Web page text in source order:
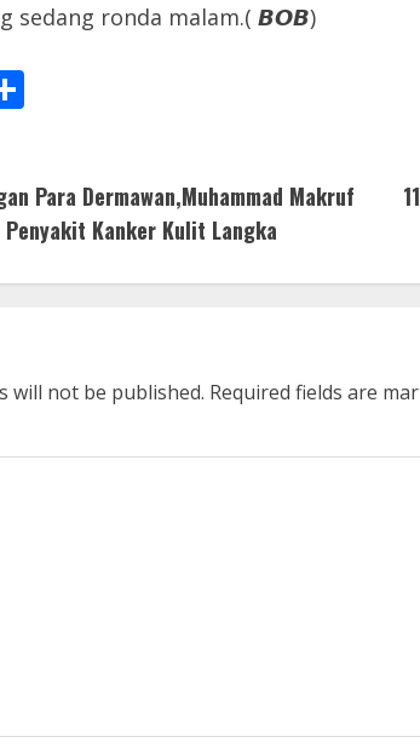
sedang ronda malam.( 𝘽𝙊𝘽)
Para Dermawan,Muhammad Makruf
Kanker Kulit Langka
will not be published. Required fields are